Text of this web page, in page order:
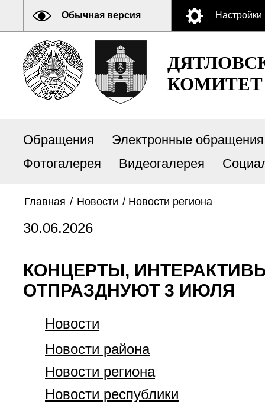
Обычная версия Настройки
КОМИТЕТ
Обращения
Электронные обращения
Фотогалерея
Видеогалерея
Главная / Новости / Новости региона
30.06.2026
КОНЦЕРТЫ,
ОТПРАЗДНУЮТ 3 ИЮЛЯ
Новости
Новости района
Новости региона
Новости республики